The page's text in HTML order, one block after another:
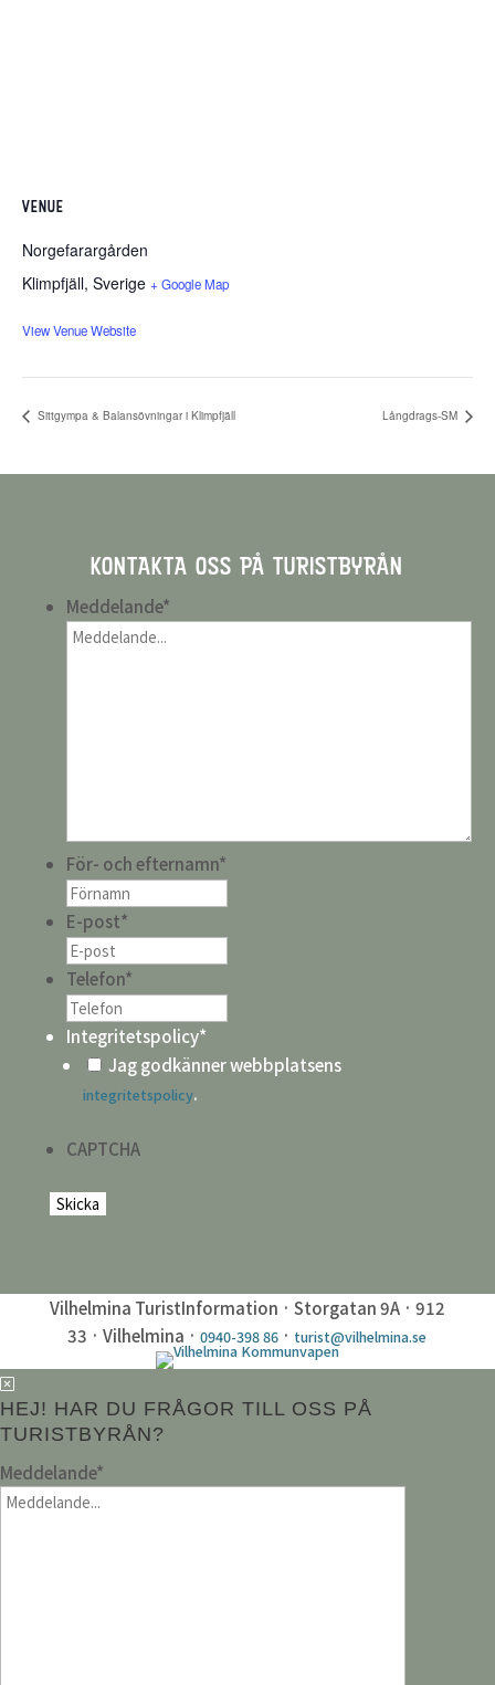
VENUE
Norgefarargården
Klimpfjäll, Sverige + Google Map
View Venue Website
Sittgympa & Balansövningar i Klimpfjäll Långdrags-SM
KONTAKTA OSS PÅ TURISTBYRÅN
Meddelande*
För- och efternamn*
E-post*
Telefon*
Integritetspolicy*
Jag godkänner webbplatsens
integritetspolicy.
CAPTCHA
Vilhelmina TuristInformation · Storgatan 9A · 912
33 · Vilhelmina ·0940-398 86 · turist@vilhelmina.se
HEJ! HAR DU FRÅGOR TILL OSS PÅ
TURISTBYRÅN?
Meddelande*